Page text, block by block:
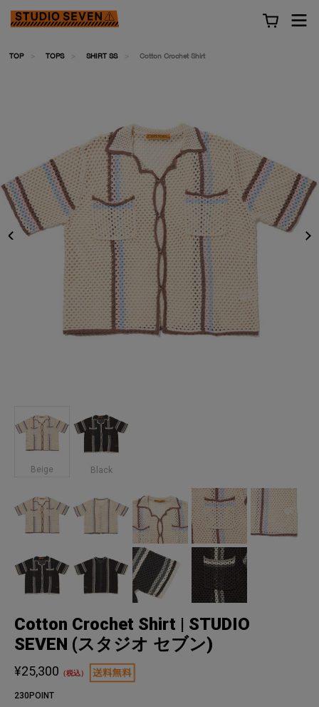
TOP TOPS SHIRT SS Cotton Crochet Shirt
Beige Black
Cotton Crochet Shirt | STUDIO
SEVEN (スタジオ セブン)
¥25,300 （税込）
230POINT